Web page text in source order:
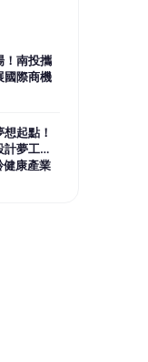
！南投攜
國際商機
起點！
計夢工
健康產業